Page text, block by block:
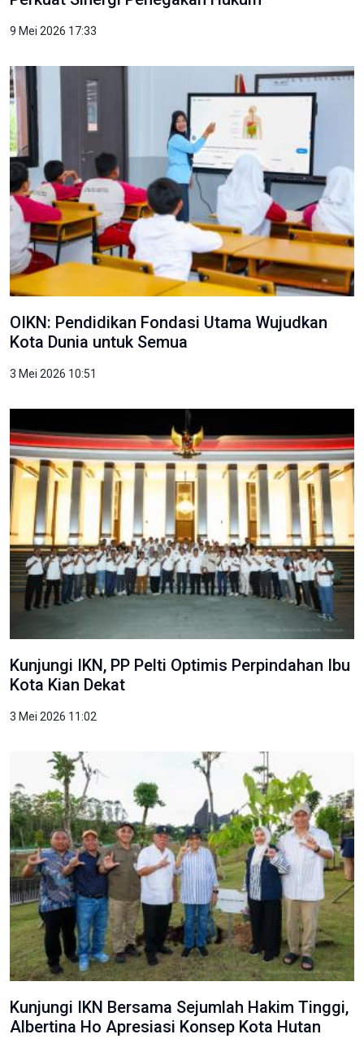
9 Mei 2026 17:33
OIKN: Pendidikan Fondasi Utama Wujudkan
Kota Dunia untuk Semua
3 Mei 2026 10:51
Kunjungi IKN, PP Pelti Optimis Perpindahan Ibu
Kota Kian Dekat
3 Mei 2026 11:02
Kunjungi IKN Bersama Sejumlah Hakim Tinggi,
Albertina Ho Apresiasi Konsep Kota Hutan